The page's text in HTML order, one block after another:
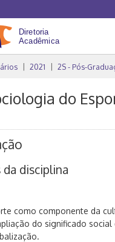
2021 2S - Pós-
do
disciplina
como componente da
do significado